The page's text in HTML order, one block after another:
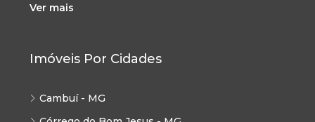
Ver mais
Imóveis Por Cidades
Cambuí - MG